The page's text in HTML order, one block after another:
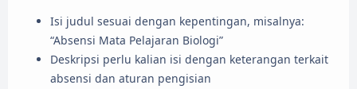
Isi judul sesuai dengan kepentingan, misalnya:
“Absensi Mata Pelajaran Biologi”
Deskripsi perlu kalian isi dengan keterangan terkait
absensi dan aturan pengisian